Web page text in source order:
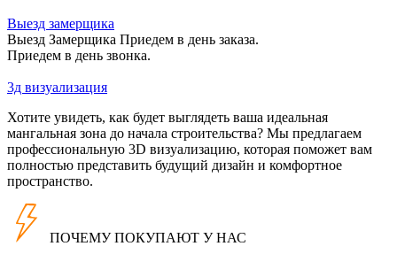
Выезд замерщика
Выезд Замерщика Приедем в день заказа.
Приедем в день звонка.
3д визуализация
Хотите увидеть, как будет выглядеть ваша идеальная
мангальная зона до начала строительства? Мы предлагаем
профессиональную 3D визуализацию, которая поможет вам
полностью представить будущий дизайн и комфортное
пространство.
ПОЧЕМУ ПОКУПАЮТ У НАС